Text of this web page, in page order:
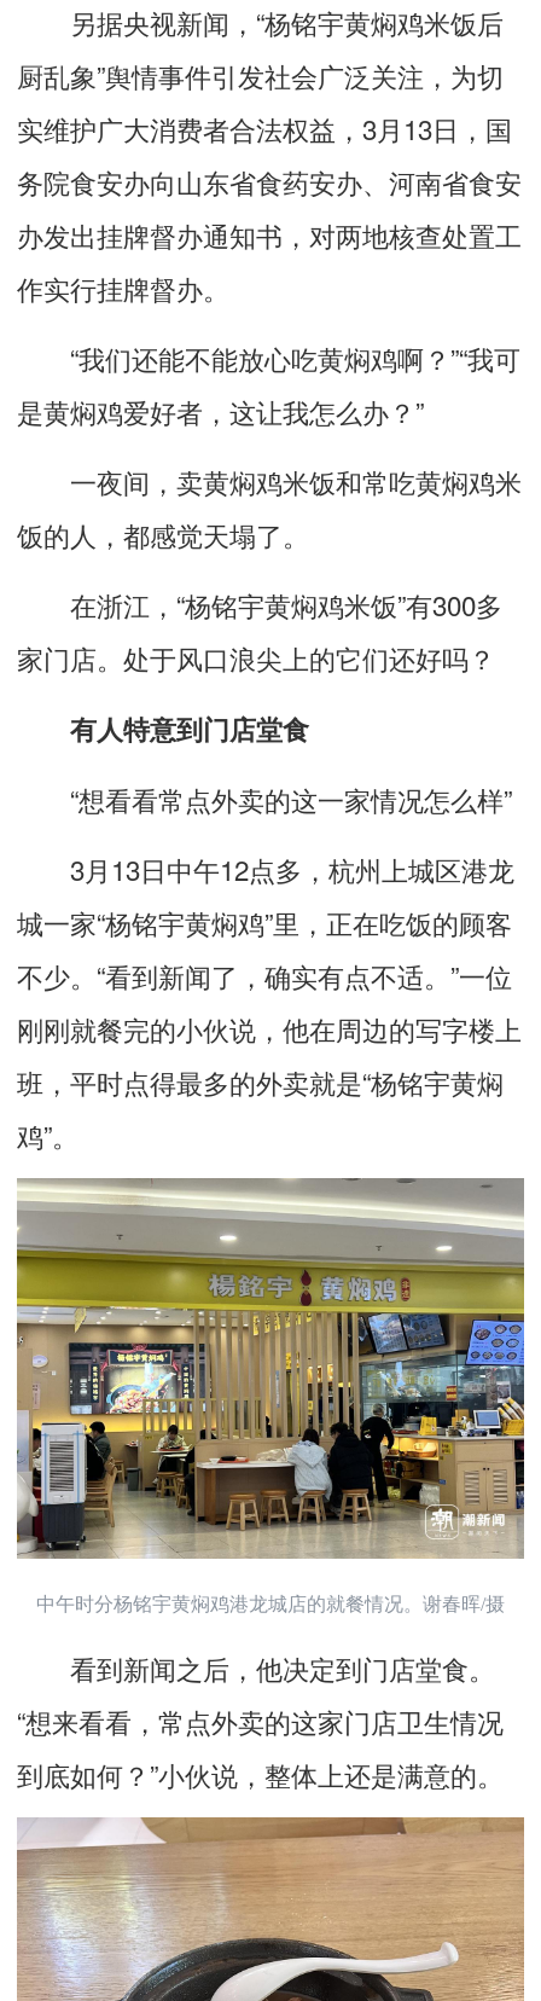
另据央视新闻，“杨铭宇黄焖鸡米饭后
厨乱象”舆情事件引发社会广泛关注，为切
实维护广大消费者合法权益，3月13日，国
务院食安办向山东省食药安办、河南省食安
办发出挂牌督办通知书，对两地核查处置工
作实行挂牌督办。
“我们还能不能放心吃黄焖鸡啊？”“我可
是黄焖鸡爱好者，这让我怎么办？”
一夜间，卖黄焖鸡米饭和常吃黄焖鸡米
饭的人，都感觉天塌了。
在浙江，“杨铭宇黄焖鸡米饭”有300多
家门店。处于风口浪尖上的它们还好吗？
有人特意到门店堂食
“想看看常点外卖的这一家情况怎么样”
3月13日中午12点多，杭州上城区港龙
城一家“杨铭宇黄焖鸡”里，正在吃饭的顾客
不少。“看到新闻了，确实有点不适。”一位
刚刚就餐完的小伙说，他在周边的写字楼上
班，平时点得最多的外卖就是“杨铭宇黄焖
鸡”。
中午时分杨铭宇黄焖鸡港龙城店的就餐情况。谢春晖/摄
看到新闻之后，他决定到门店堂食。
“想来看看，常点外卖的这家门店卫生情况
到底如何？”小伙说，整体上还是满意的。